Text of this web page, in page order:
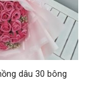
dâu 30 bông